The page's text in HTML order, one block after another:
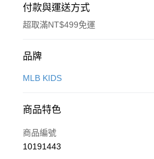
付款與運送方式
超取滿NT$499免運
付款方式
信用卡一次付款
Apple Pay
品牌
MLB KIDS
商品特色
商品編號
10191443